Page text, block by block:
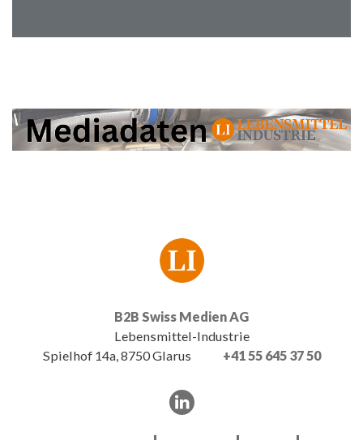
B2B Swiss Medien AG
Lebensmittel-Industrie
Spielhof 14a, 8750 Glarus
+41 55 645 37 50